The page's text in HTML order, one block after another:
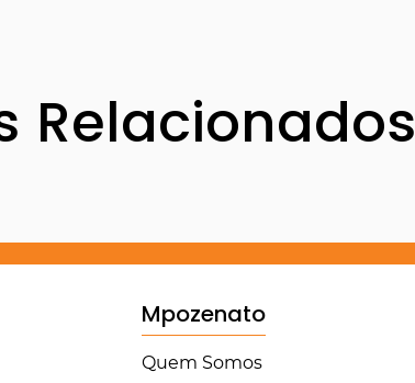
Relacionados
Mpozenato
Quem Somos